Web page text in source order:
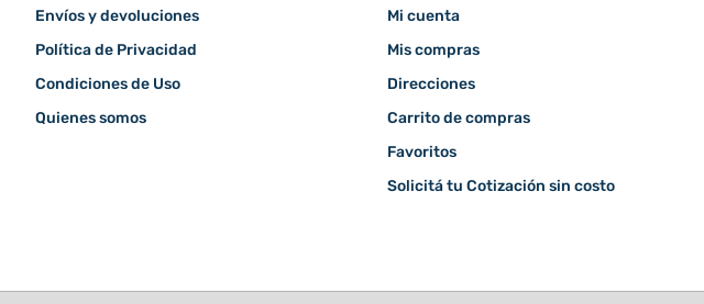
Envíos y devoluciones
Política de Privacidad
Condiciones de Uso
Quienes somos
Mi cuenta
Mis compras
Direcciones
Carrito de compras
Favoritos
Solicitá tu Cotización sin costo